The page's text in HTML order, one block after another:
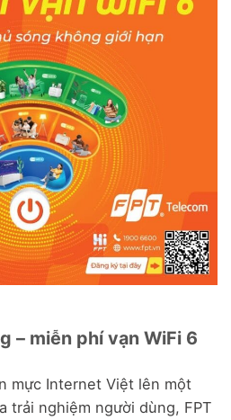
– miễn phí vạn WiFi 6
mực Internet Việt lên một
trải nghiệm người dùng, FPT